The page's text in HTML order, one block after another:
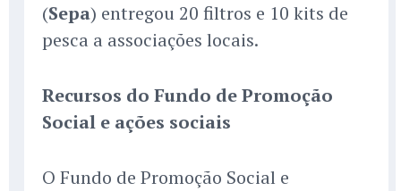
(Sepa) entregou 20 filtros e 10 kits de
pesca a associações locais.
Recursos do Fundo de Promoção
Social e ações sociais
O Fundo de Promoção Social e